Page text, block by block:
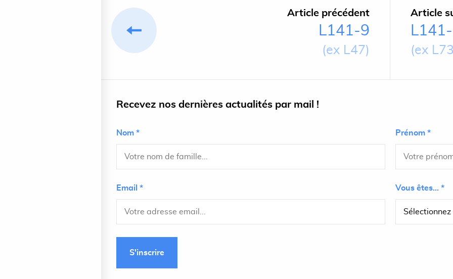
Article précédent
L141-9
(ex L47)
Article
(ex
Recevez nos dernières actualités par mail !
Nom * Prénom *
Email * Vous êtes... *
S'inscrire